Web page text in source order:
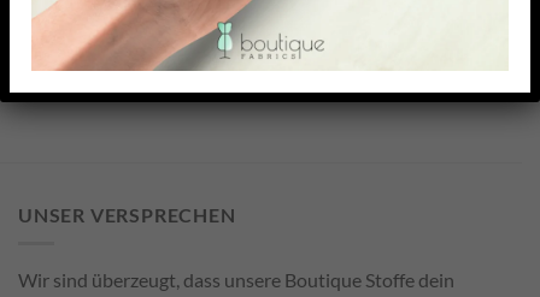
Karolina
€ 23,99 27,90 €
/ Meter
inkl. MwSt. zzgl.
Versandkosten
26,95
/ Meter
inkl. MwSt. zzgl.
Versandkosten
UNSER VERSPRECHEN
Wir sind überzeugt, dass unsere Boutique Stoffe dein